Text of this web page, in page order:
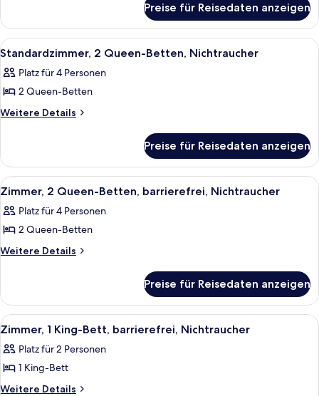
Beds,
Non
Smoking
anzeigen
Room,
Queen
Non
Smoking
Preise für Reisedaten anzeigen
Alle
Fotos
für
Standardzimmer,
2 Queen-
anzeigen
Standardzimmer, 2 Queen-Betten,
2
Standardzimmer, 2 Queen-Betten, Nichtraucher
Platz für 4 Personen
2 Queen-Betten
Weitere Details
Weitere
2 Queen-
Betten,
Nichtraucher
Preise für Reisedaten anzeigen
Alle
Fotos
für
Zimmer,
2 Queen-
Nichtraucher
anzeigen
Ein Hotelzimmer mit einem großen
1
Zimmer, 2 Queen-Betten, barrierefrei, Nichtraucher
Platz für 4 Personen
2 Queen-Betten
Weitere Details
Weitere
2 Queen-
Betten,
barrierefrei,
Preise für Reisedaten anzeigen
Alle
Fotos
für
Zimmer,
1 King-
Zimmer, 1 King-Bett, barrierefrei,
2
Zimmer, 1 King-Bett, barrierefrei, Nichtraucher
Platz für 2 Personen
1 King-Bett
Weitere Details
Weitere